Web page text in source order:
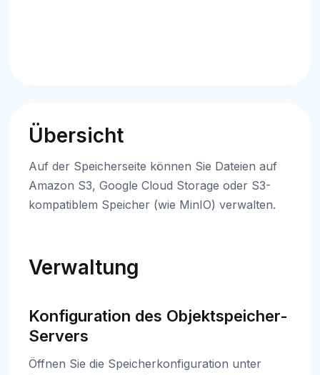
Übersicht
Auf der Speicherseite können Sie Dateien auf
Amazon S3, Google Cloud Storage oder S3-
kompatiblem Speicher (wie MinIO) verwalten.
Verwaltung
Konfiguration des Objektspeicher-
Servers
Öffnen Sie die Speicherkonfiguration unter